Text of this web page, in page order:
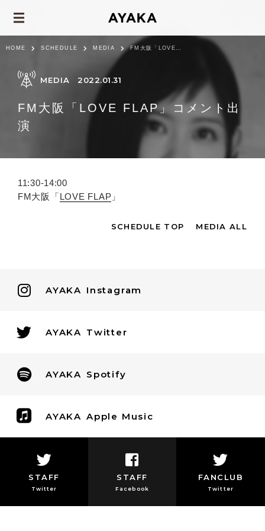
HOME SCHEDULE MEDIA FM大阪「LOVE FLAP」コメント出演
MEDIA 2022.01.31
FM大阪「LOVE FLAP」コメント出
演
11:30-14:00
FM大阪「LOVE FLAP 」
SCHEDULE TOP MEDIA ALL
AYAKA Instagram
AYAKA Twitter
AYAKA Spotify
AYAKA Apple Music
STAFF
Twitter
STAFF
Facebook
FANCLUB
Twitter